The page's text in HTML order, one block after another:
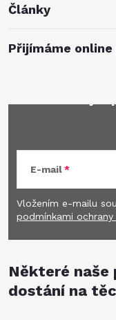
Články
Přijímáme
E-mail
Vložením e-mailu
podmínkami
Některé
dostání na